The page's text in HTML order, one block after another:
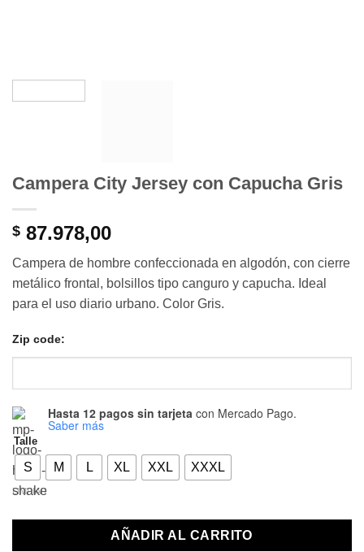
Campera City Jersey con Capucha Gris
$ 87.978,00
Campera de hombre confeccionada en algodón, con cierre
metálico frontal, bolsillos tipo canguro y capucha. Ideal
para el uso diario urbano. Color Gris.
Zip code:
Hasta 12 pagos sin tarjeta con Mercado Pago.
Saber más
Talle
S M L XL XXL XXXL
LIMPIAR
AÑADIR AL CARRITO